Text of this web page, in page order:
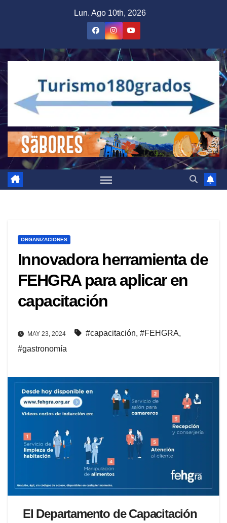
Lun. Ago 10th, 2026
ORGANIZACIONES
Innovadora herramienta de
FEHGRA para aplicar en
capacitación
MAY 23, 2024 #capacitación, #FEHGRA,
#gastronomía
El Departamento de Capacitación